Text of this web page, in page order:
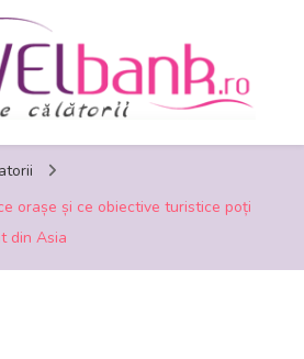
– calatorii, turism, distractie,
timp liber
orașe și ce obiective turistice poți
din Asia